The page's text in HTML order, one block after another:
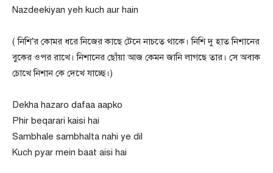
Nazdeekiyan yeh kuch aur hain
( নিশি’র কোমর ধরে নিজের কাছে টেনে নাচতে থাকে। নিশি দু হাত নিশানের
বুকের ওপর রাখে। নিশানের ছোঁয়া আজ কেমন জানি লাগছে তার। সে অবাক
চোখে নিশান কে দেখে যাচ্ছে।)
Dekha hazaro dafaa aapko
Phir beqarari kaisi hai
Sambhale sambhalta nahi ye dil
Kuch pyar mein baat aisi hai